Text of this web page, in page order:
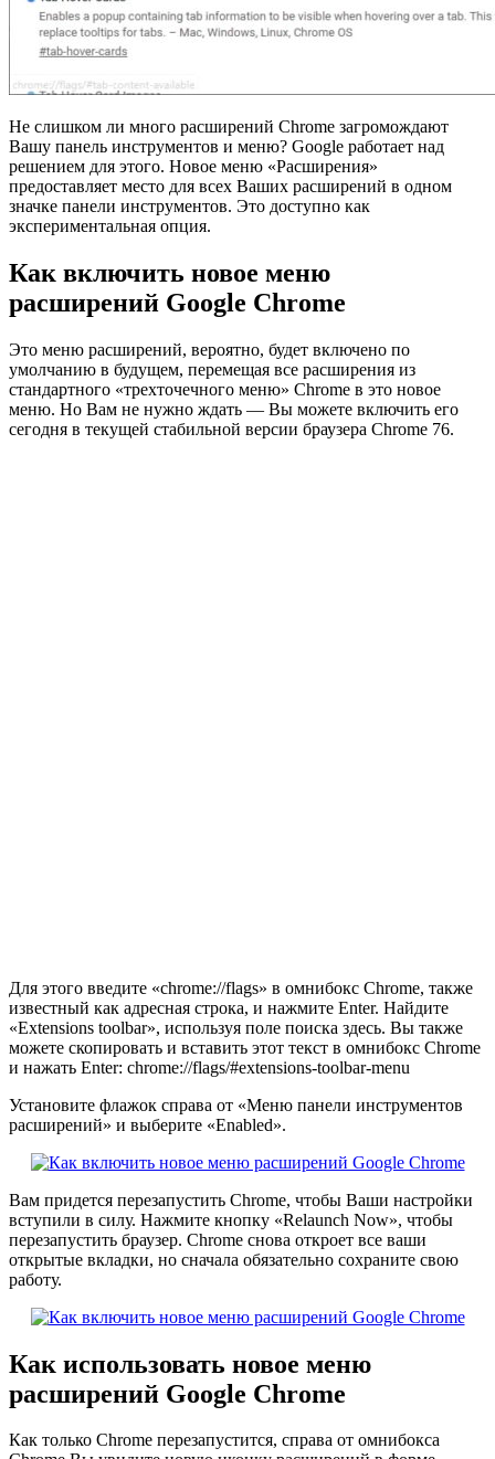
Не слишком ли много расширений Chrome загромождают
Вашу панель инструментов и меню? Google работает над
решением для этого. Новое меню «Расширения»
предоставляет место для всех Ваших расширений в одном
значке панели инструментов. Это доступно как
экспериментальная опция.
Как включить новое меню
расширений Google Chrome
Это меню расширений, вероятно, будет включено по
умолчанию в будущем, перемещая все расширения из
стандартного «трехточечного меню» Chrome в это новое
меню. Но Вам не нужно ждать — Вы можете включить его
сегодня в текущей стабильной версии браузера Chrome 76.
Для этого введите «chrome://flags» в омнибокс Chrome, также
известный как адресная строка, и нажмите Enter. Найдите
«Extensions toolbar», используя поле поиска здесь. Вы также
можете скопировать и вставить этот текст в омнибокс Chrome
и нажать Enter: chrome://flags/#extensions-toolbar-menu
Установите флажок справа от «Меню панели инструментов
расширений» и выберите «Enabled».
Вам придется перезапустить Chrome, чтобы Ваши настройки
вступили в силу. Нажмите кнопку «Relaunch Now», чтобы
перезапустить браузер. Chrome снова откроет все ваши
открытые вкладки, но сначала обязательно сохраните свою
работу.
Как использовать новое меню
расширений Google Chrome
Как только Chrome перезапустится, справа от омнибокса